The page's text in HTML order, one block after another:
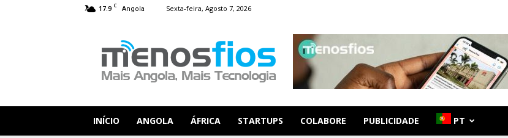
17.9 C Angola Sexta-feira, Agosto 7, 2026
Fios
INÍCIO ANGOLA ÁFRICA STARTUPS COLABORE PUBLICIDADE PT